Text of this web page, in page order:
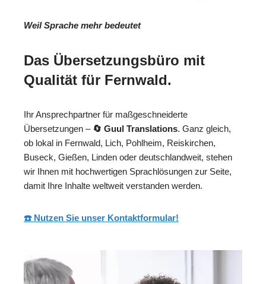
Weil Sprache mehr bedeutet
Das Übersetzungsbüro mit
Qualität für Fernwald.
Ihr Ansprechpartner für maßgeschneiderte
Übersetzungen – 🔄 Guul Translations. Ganz gleich,
ob lokal in Fernwald, Lich, Pohlheim, Reiskirchen,
Buseck, Gießen, Linden oder deutschlandweit, stehen
wir Ihnen mit hochwertigen Sprachlösungen zur Seite,
damit Ihre Inhalte weltweit verstanden werden.
☎️ Nutzen Sie unser Kontaktformular!